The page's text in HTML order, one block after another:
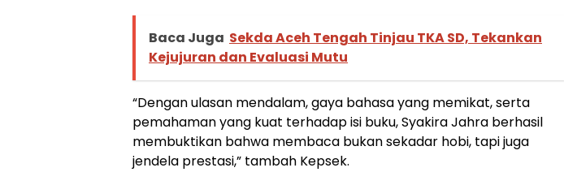
Baca Juga Sekda Aceh Tengah Tinjau TKA SD, Tekankan
Kejujuran dan Evaluasi Mutu
“Dengan ulasan mendalam, gaya bahasa yang memikat, serta
pemahaman yang kuat terhadap isi buku, Syakira Jahra berhasil
membuktikan bahwa membaca bukan sekadar hobi, tapi juga
jendela prestasi,” tambah Kepsek.